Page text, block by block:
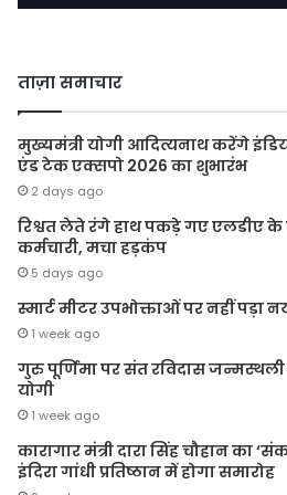
ताज़ा समाचार
मुख्यमंत्री योगी आदित्यनाथ करेंगे
एंड टेक एक्सपो 2026 का शुभारंभ
2 days ago
रिश्वत लेते रंगे हाथ पकड़े गए एलडीए
कर्मचारी, मचा हड़कंप
5 days ago
स्मार्ट मीटर उपभोक्ताओं पर नहीं पड़ा
1 week ago
गुरु पूर्णिमा पर संत रविदास
योगी
1 week ago
कारागार मंत्री दारा सिंह चौहान का
इंदिरा गांधी प्रतिष्ठान में होगा समारोह